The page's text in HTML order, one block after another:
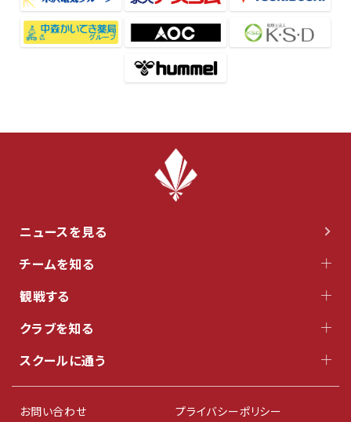
ニュースを見る
チームを知る
観戦する
クラブを知る
スクールに通う
お問い合わせ
プライバシーポリシー